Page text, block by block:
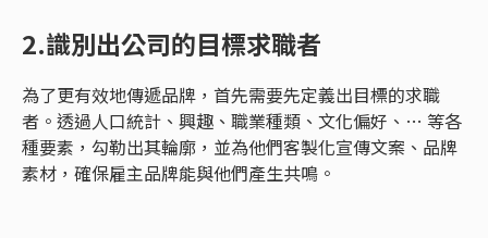
2.識別出公司的目標求職者
為了更有效地傳遞品牌，首先需要先定義出目標的求職
者。透過人口統計、興趣、職業種類、文化偏好、… 等各
種要素，勾勒出其輪廓，並為他們客製化宣傳文案、品牌
素材，確保雇主品牌能與他們產生共鳴。